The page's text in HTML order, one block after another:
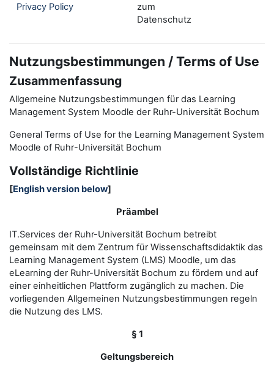
Privacy Policy
zum
Datenschutz
Nutzungsbestimmungen / Terms of Use
Zusammenfassung
Allgemeine Nutzungsbestimmungen für das Learning
Management System Moodle der Ruhr-Universität Bochum
General Terms of Use for the Learning Management System
Moodle of Ruhr-Universität Bochum
Vollständige Richtlinie
[English version below]
Präambel
IT.Services der Ruhr-Universität Bochum betreibt
gemeinsam mit dem Zentrum für Wissenschaftsdidaktik das
Learning Management System (LMS) Moodle, um das
eLearning der Ruhr-Universität Bochum zu fördern und auf
einer einheitlichen Plattform zugänglich zu machen. Die
vorliegenden Allgemeinen Nutzungsbestimmungen regeln
die Nutzung des LMS.
§ 1
Geltungsbereich